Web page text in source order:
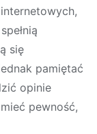
się
pamiętać
opinie
pewność,